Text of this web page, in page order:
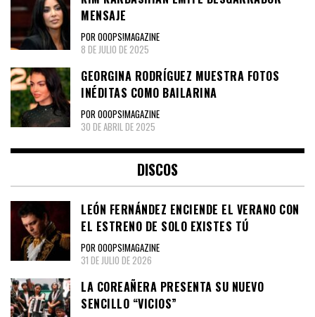
MENSAJE
POR OOOPS!MAGAZINE
8 DE JULIO DE 2025
GEORGINA RODRÍGUEZ MUESTRA FOTOS
INÉDITAS COMO BAILARINA
POR OOOPS!MAGAZINE
30 DE ABRIL DE 2025
DISCOS
LEÓN FERNÁNDEZ ENCIENDE EL VERANO CON
EL ESTRENO DE SOLO EXISTES TÚ
POR OOOPS!MAGAZINE
31 DE JULIO DE 2026
LA COREAÑERA PRESENTA SU NUEVO
SENCILLO “VICIOS”